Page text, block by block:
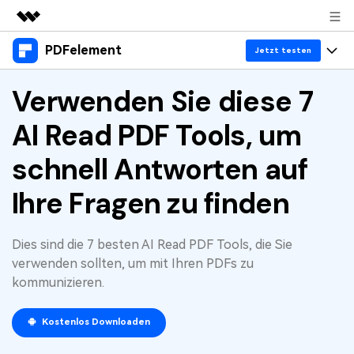
Top-Produkte
Dienstprogramme
Business
Lösungen
Über uns
Presseraum
Support
PDFelement Jetzt testen
Produkte
Desktop
PDFelement für Windows
PDFelement für iPhone/iPad
PDFelement für Android
Cloud
Lösungen
Benutzer im Bildungswesen
PDF lesen
PDF erstellen
PDF kombinieren
PDF drucken
Ressourcen
Heiße Themen
Top PDF-Software
How-Tos
OCR PDF Tipps
Business
KMU von 1-10p
Jetzt kaufen
Verwenden Sie diese 7
AI Read PDF Tools, um
schnell Antworten auf
Ihre Fragen zu finden
Dies sind die 7 besten AI Read PDF Tools, die Sie
verwenden sollten, um mit Ihren PDFs zu
kommunizieren.
Kostenlos Downloaden